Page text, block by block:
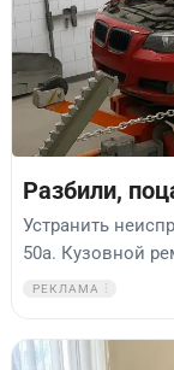
Разбили,
Устранить
50а. Кузовной
РЕКЛАМА